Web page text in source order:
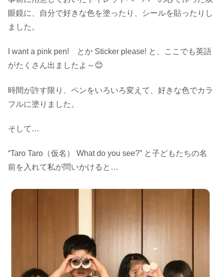
眼鏡に、自分で好きな色を塗ったり、シールを貼ったりし
ました。
I want a pink pen! とか Sticker please! と、ここでも英語
がたくさん出ましたよ～😊
時間が許す限り、ペンをいろいろ変えて、好きな色でカラ
フルに塗りました。
そして…
“Taro Taro（仮名） What do you see?” と子どもたちの名
前を入れて私が問いかけると…